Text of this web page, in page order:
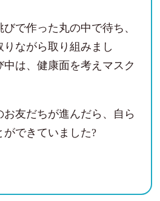
で作った丸の中で待ち、
ながら取り組みまし
は、健康面を考えマスク
友だちが進んだら、自ら
できていました?